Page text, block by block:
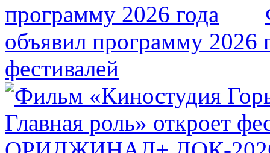
объявил программу 2026
фестивалей